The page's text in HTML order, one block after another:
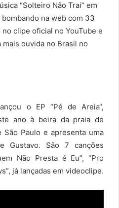
“Solteiro Não Trai” em
na web com 33
clipe oficial no YouTube e
ouvida no Brasil no
o EP “Pé de Areia“,
ano à beira da praia de
Paulo e apresenta uma
Gustavo. São 7 canções
Não Presta é Eu”, “Pro
já lançadas em videoclipe.